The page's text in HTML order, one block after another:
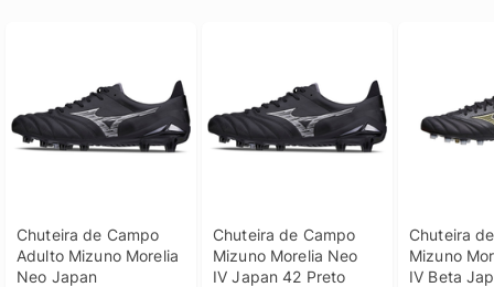
Chuteira de Campo
Adulto Mizuno Morelia
Neo Japan
Chuteira de Campo
Mizuno Morelia Neo
IV Japan 42 Preto
Chuteira
Mizuno
IV Beta